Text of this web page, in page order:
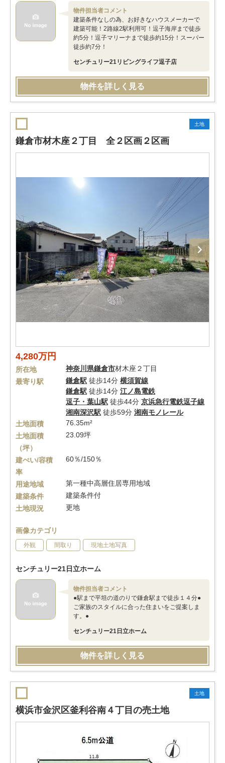
物件担当者コメント
建築条件なしの為、お好きなハウスメーカーで
建築可能！2路線2駅利用可！逗子海岸まで徒歩
約5分！逗子マリーナまで徒歩約15分！スーパー
徒歩約7分！
センチュリー21リビングライフ逗子店
物件を詳しく見る
土地
鎌倉市材木座２丁目 全２区画２区画
4,280万円
所在地 神奈川県鎌倉市材木座２丁目
最寄り駅
鎌倉駅 徒歩14分 横須賀線
鎌倉駅 徒歩14分 江ノ島電鉄
逗子・葉山駅 徒歩44分 京浜急行電鉄逗子線
湘南深沢駅 徒歩59分 湘南モノレール
土地面積
76.35m²
土地面積
（坪）
23.09坪
建ぺい/容積
率
60％/150％
用途地域
第一種中高層住居専用地域
建築条件
建築条件付
土地現況
更地
画像カテゴリ
外観 間取り 現地土地写真
センチュリー21日立ホーム
物件担当者コメント
●駅まで平坦の道のりで鎌倉駅まで徒歩１４分●
ご家族のスタイルに合った住まいをご提案しま
す。●
センチュリー21日立ホーム
物件を詳しく見る
土地
横浜市金沢区釜利谷南４丁目の売土地